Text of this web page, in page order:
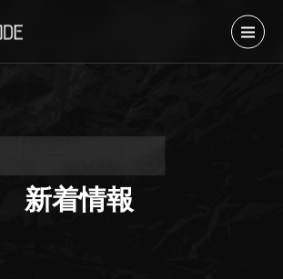
新着情報